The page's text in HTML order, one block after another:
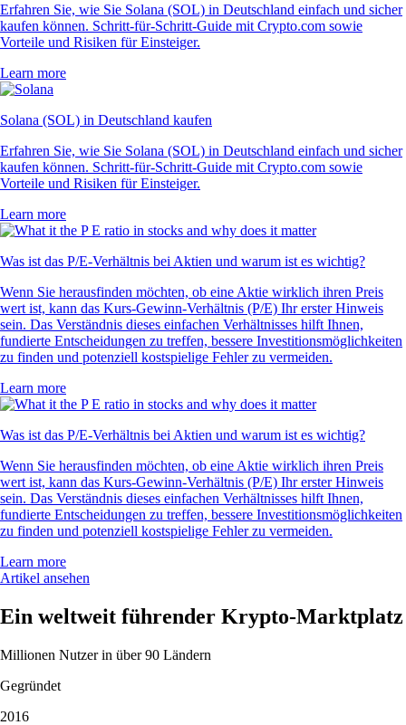
Erfahren Sie, wie Sie Solana (SOL) in Deutschland einfach und sicher
kaufen können. Schritt-für-Schritt-Guide mit Crypto.com sowie
Vorteile und Risiken für Einsteiger.
Learn more
Solana (SOL) in Deutschland kaufen
Erfahren Sie, wie Sie Solana (SOL) in Deutschland einfach und sicher
kaufen können. Schritt-für-Schritt-Guide mit Crypto.com sowie
Vorteile und Risiken für Einsteiger.
Learn more
Was ist das P/E-Verhältnis bei Aktien und warum ist es wichtig?
Wenn Sie herausfinden möchten, ob eine Aktie wirklich ihren Preis
wert ist, kann das Kurs-Gewinn-Verhältnis (P/E) Ihr erster Hinweis
sein. Das Verständnis dieses einfachen Verhältnisses hilft Ihnen,
fundierte Entscheidungen zu treffen, bessere Investitionsmöglichkeiten
zu finden und potenziell kostspielige Fehler zu vermeiden.
Learn more
Was ist das P/E-Verhältnis bei Aktien und warum ist es wichtig?
Wenn Sie herausfinden möchten, ob eine Aktie wirklich ihren Preis
wert ist, kann das Kurs-Gewinn-Verhältnis (P/E) Ihr erster Hinweis
sein. Das Verständnis dieses einfachen Verhältnisses hilft Ihnen,
fundierte Entscheidungen zu treffen, bessere Investitionsmöglichkeiten
zu finden und potenziell kostspielige Fehler zu vermeiden.
Learn more
Artikel ansehen
Ein weltweit führender Krypto-Marktplatz
Millionen Nutzer in über 90 Ländern
Gegründet
2016